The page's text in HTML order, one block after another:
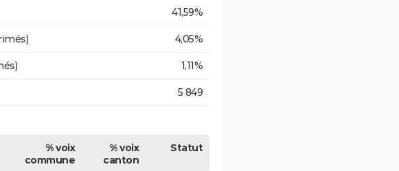
41,59%
4,05%
1,11%
5 849
% voix
commune
% voix
canton
Statut